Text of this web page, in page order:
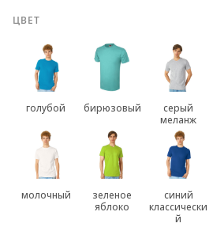
ЦВЕТ
голубой бирюзовый
серый
меланж
молочный
зеленое
яблоко
синий
классически
й